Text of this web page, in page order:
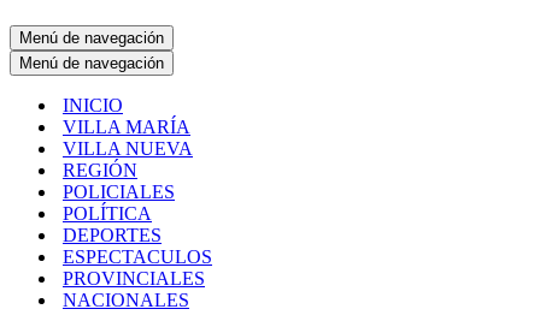
Menú de navegación
Menú de navegación
INICIO
VILLA MARÍA
VILLA NUEVA
REGIÓN
POLICIALES
POLÍTICA
DEPORTES
ESPECTACULOS
PROVINCIALES
NACIONALES